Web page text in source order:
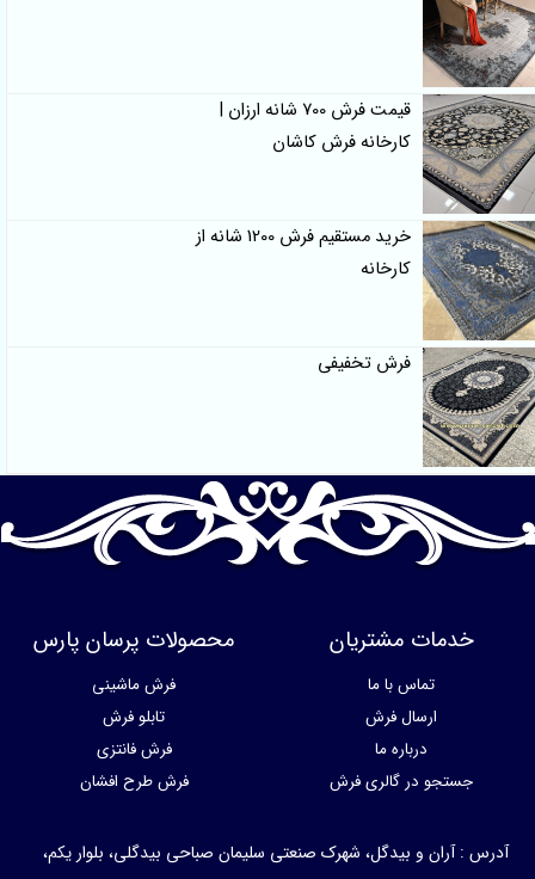
قیمت فرش 700 شانه ارزان |
کارخانه فرش کاشان
خرید مستقیم فرش 1200 شانه از
کارخانه
فرش تخفیفی
خدمات مشتریان
تماس با ما
ارسال فرش
درباره ما
جستجو در گالری فرش
محصولات پرسان پارس
فرش ماشینی
تابلو فرش
فرش فانتزی
فرش طرح افشان
آدرس : آران و بیدگل، شهرک صنعتی سلیمان صباحی بیدگلی، بلوار یکم،